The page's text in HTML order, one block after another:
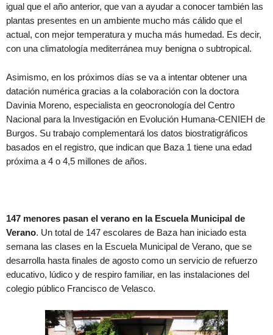
igual que el año anterior, que van a ayudar a conocer también las
plantas presentes en un ambiente mucho más cálido que el
actual, con mejor temperatura y mucha más humedad. Es decir,
con una climatología mediterránea muy benigna o subtropical.
Asimismo, en los próximos días se va a intentar obtener una
datación numérica gracias a la colaboración con la doctora
Davinia Moreno, especialista en geocronología del Centro
Nacional para la Investigación en Evolución Humana-CENIEH de
Burgos. Su trabajo complementará los datos biostratigráficos
basados en el registro, que indican que Baza 1 tiene una edad
próxima a 4 o 4,5 millones de años.
147 menores pasan el verano en la Escuela Municipal de
Verano. Un total de 147 escolares de Baza han iniciado esta
semana las clases en la Escuela Municipal de Verano, que se
desarrolla hasta finales de agosto como un servicio de refuerzo
educativo, lúdico y de respiro familiar, en las instalaciones del
colegio público Francisco de Velasco.